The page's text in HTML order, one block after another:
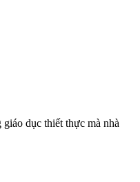
dục thiết thực mà nhà